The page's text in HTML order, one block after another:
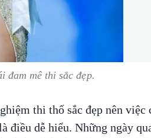
đam mê thi sắc đẹp.
thi thố sắc đẹp nên việc
điều dễ hiểu. Những ngày